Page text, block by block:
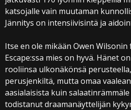
katsojalle vain muutaman
Jännitys on intensiivisintä ja
Itse en ole mikään Owen
Escape:ssa mies on hyvä. Hänet
rooliinsa ulkonäkönsä
perusjenkiltä, mutta omaa
aasialaisista kuin
todistanut draamanäyttelijän